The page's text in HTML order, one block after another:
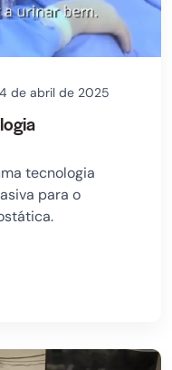
de abril de 2025
tecnologia
para o